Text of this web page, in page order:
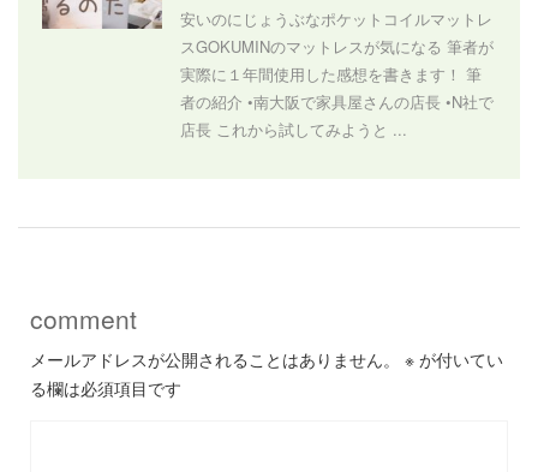
安いのにじょうぶなポケットコイルマットレ
スGOKUMINのマットレスが気になる 筆者が
実際に１年間使用した感想を書きます！ 筆
者の紹介 •南大阪で家具屋さんの店長 •N社で
店長 これから試してみようと ...
comment
メールアドレスが公開されることはありません。 ※ が付いてい
る欄は必須項目です